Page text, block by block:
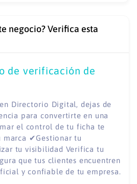
negocio? Verifica esta
de verificación de
Directorio Digital, dejas de
para convertirte en una
el control de tu ficha te
✔Gestionar tu
tu visibilidad Verifica tu
que tus clientes encuentren
y confiable de tu empresa.